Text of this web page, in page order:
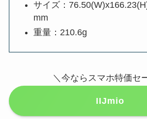
サイズ：
mm
重量：210.6g
＼今ならスマホ特価セ
IIJmio